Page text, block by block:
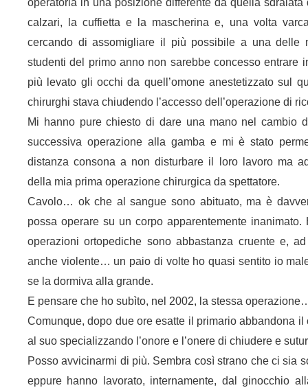
calzari, la cuffietta e la mascherina e, una volta
cercando di assomigliare il più possibile a una delle
studenti del primo anno non sarebbe concesso entrare
più levato gli occhi da quell’omone anestetizzato sul
chirurghi stava chiudendo l’accesso dell’operazione di
Mi hanno pure chiesto di dare una mano nel cambio
successiva operazione alla gamba e mi è stato
distanza consona a non disturbare il loro lavoro ma
della mia prima operazione chirurgica da spettatore.
Cavolo… ok che al sangue sono abituato, ma è
possa operare su un corpo apparentemente
operazioni ortopediche sono abbastanza cruente e,
anche violente… un paio di volte ho quasi sentito io
se la dormiva alla grande.
E pensare che ho subìto, nel 2002, la stessa
Comunque, dopo due ore esatte il primario abbandona
al suo specializzando l’onore e l’onere di chiudere e
Posso avvicinarmi di più. Sembra così strano che ci sia
eppure hanno lavorato, internamente, dal ginocchio